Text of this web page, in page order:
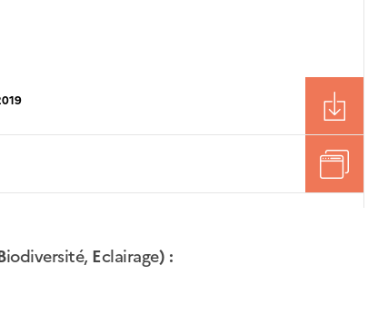
iodiversité, Eclairage) :